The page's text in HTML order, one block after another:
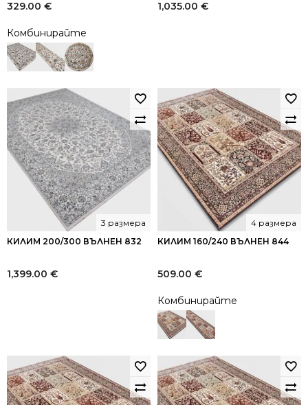
329.00 €
Комбинирайте
1,035.00 €
КИЛИМ 200/300 ВЪЛНЕН 832
3 размера
1,399.00 €
КИЛИМ 160/240 ВЪЛНЕН 844
4 размера
509.00 €
Комбинирайте